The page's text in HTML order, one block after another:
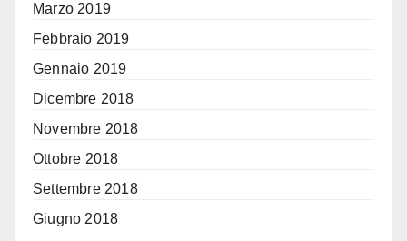
Marzo 2019
Febbraio 2019
Gennaio 2019
Dicembre 2018
Novembre 2018
Ottobre 2018
Settembre 2018
Giugno 2018